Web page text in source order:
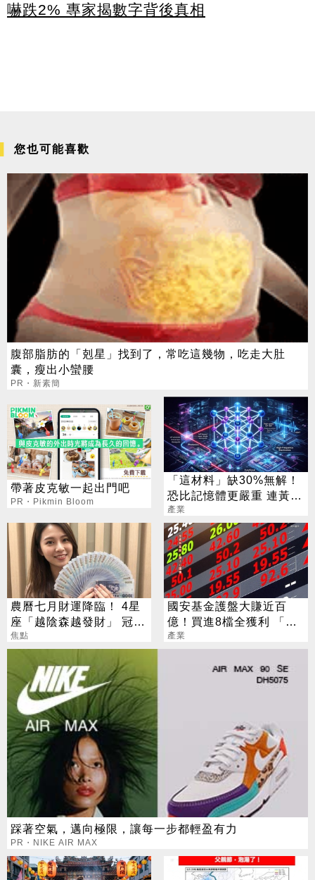
嚇跌2% 專家揭數字背後真相
您也可能喜歡
腹部脂肪的「剋星」找到了，常吃這幾物，吃走大肚
囊，瘦出小蠻腰
PR・新素簡
帶著皮克敏一起出門吧
PR・Pikmin Bloom
「這材料」缺30%無解！
恐比記憶體更嚴重 連黃仁
勳都掏錢秒訂
產業
農曆七月財運降臨！ 4星
座「越陰森越發財」 冠軍
賺到翻
焦點
國安基金護盤大賺近百
億！買進8檔全獲利 「這
檔」貢獻逾7成7
產業
踩著空氣，邁向極限，讓每一步都輕盈有力
PR・NIKE AIR MAX